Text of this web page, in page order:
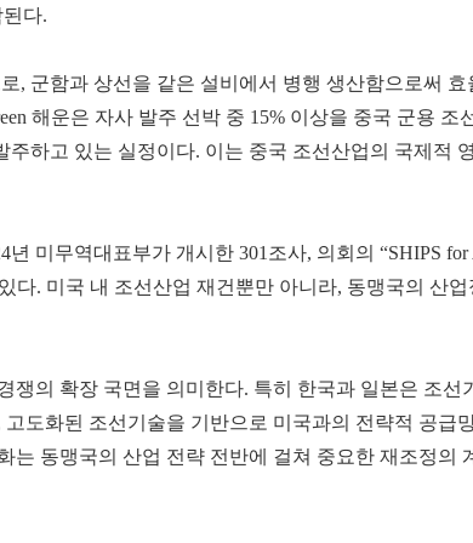
다.
, 군함과 상선을 같은 설비에서 병행 생산함으로써
해운은 자사 발주 선박 중 15% 이상을 중국 군용
하고 있는 실정이다. 이는 중국 조선산업의 국제적
미무역대표부가 개시한 301조사, 의회의 “SHIPS
다. 미국 내 조선산업 재건뿐만 아니라, 동맹국의 산
쟁의 확장 국면을 의미한다. 특히 한국과 일본은 조
도화된 조선기술을 기반으로 미국과의 전략적 공급
동맹국의 산업 전략 전반에 걸쳐 중요한 재조정의